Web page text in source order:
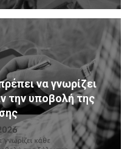
να γνωρίζει
την υποβολή της